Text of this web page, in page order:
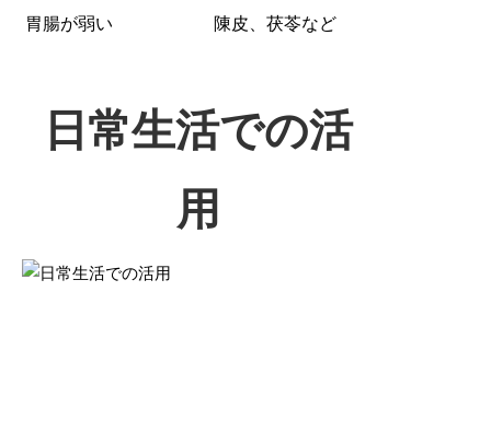
胃腸が弱い
陳皮、茯苓など
日常生活での活
用